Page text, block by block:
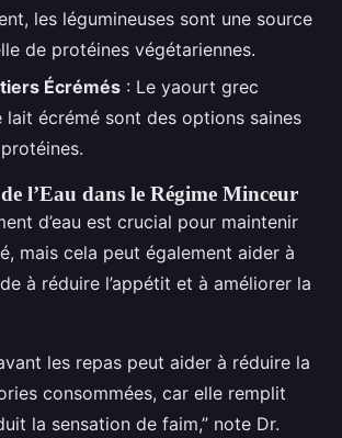
les légumineuses sont une source
de protéines végétariennes.
Écrémés : Le yaourt grec
lait écrémé sont des options saines
l’Eau dans le Régime Minceur
d’eau est crucial pour maintenir
mais cela peut également aider à
à réduire l’appétit et à améliorer la
les repas peut aider à réduire la
consommées, car elle remplit
la sensation de faim,” note Dr.